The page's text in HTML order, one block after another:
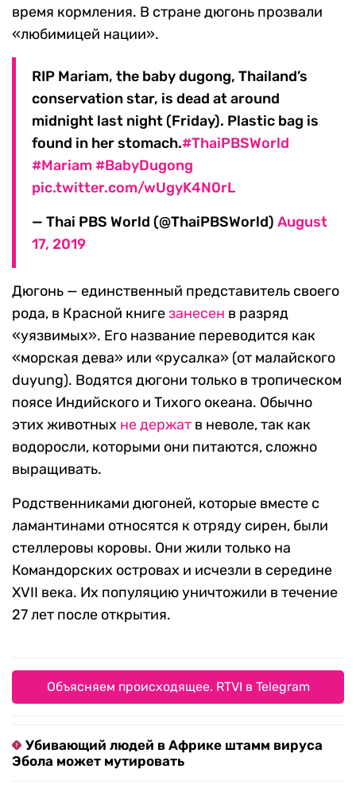
время кормления. В стране дюгонь прозвали
«любимицей нации».
RIP Mariam, the baby dugong, Thailand’s
conservation star, is dead at around
midnight last night (Friday). Plastic bag is
found in her stomach.#ThaiPBSWorld
#Mariam#BabyDugong
pic.twitter.com/wUgyK4N0rL
— Thai PBS World (@ThaiPBSWorld) August
17, 2019
Дюгонь — единственный представитель своего
рода, в Красной книгезанесен в разряд
«уязвимых». Его название переводится как
«морская дева» или «русалка» (от малайского
duyung). Водятся дюгони только в тропическом
поясе Индийского и Тихого океана. Обычно
этих животных не держат в неволе, так как
водоросли, которыми они питаются, сложно
выращивать.
Родственниками дюгоней, которые вместе с
ламантинами относятся к отряду сирен, были
стеллеровы коровы. Они жили только на
Командорских островах и исчезли в середине
XVII века. Их популяцию уничтожили в течение
27 лет после открытия.
Объясняем происходящее. RTVI в Telegram
Убивающий людей в Африке штамм вируса
Эбола может мутировать